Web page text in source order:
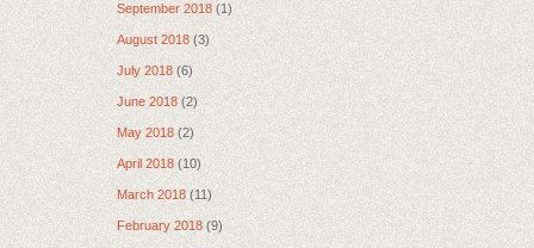
September 2018 (1)
August 2018 (3)
July 2018 (6)
June 2018 (2)
May 2018 (2)
April 2018 (10)
March 2018 (11)
February 2018 (9)